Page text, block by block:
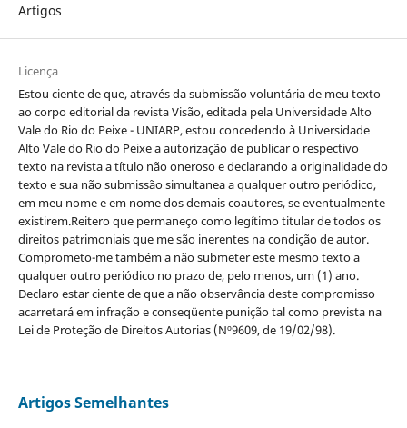
Artigos
Licença
Estou ciente de que, através da submissão voluntária de meu texto
ao corpo editorial da revista Visão, editada pela Universidade Alto
Vale do Rio do Peixe - UNIARP, estou concedendo à Universidade
Alto Vale do Rio do Peixe a autorização de publicar o respectivo
texto na revista a título não oneroso e declarando a originalidade do
texto e sua não submissão simultanea a qualquer outro periódico,
em meu nome e em nome dos demais coautores, se eventualmente
existirem.Reitero que permaneço como legítimo titular de todos os
direitos patrimoniais que me são inerentes na condição de autor.
Comprometo-me também a não submeter este mesmo texto a
qualquer outro periódico no prazo de, pelo menos, um (1) ano.
Declaro estar ciente de que a não observância deste compromisso
acarretará em infração e conseqüente punição tal como prevista na
Lei de Proteção de Direitos Autorias (Nº9609, de 19/02/98).
Artigos Semelhantes